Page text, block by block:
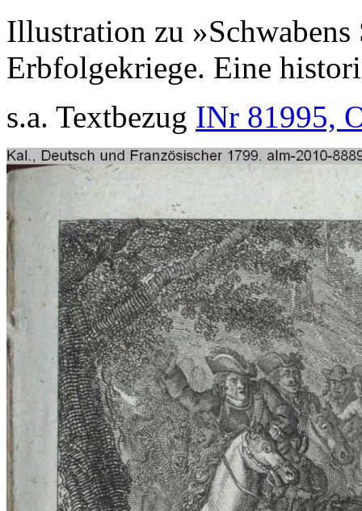
Illustration zu »Schwabens
Erbfolgekriege. Eine
s.a. Textbezug INr 81995,